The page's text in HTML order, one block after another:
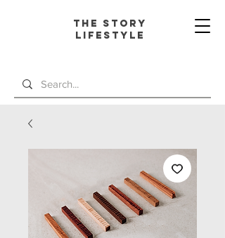
The Story
L ifestyle